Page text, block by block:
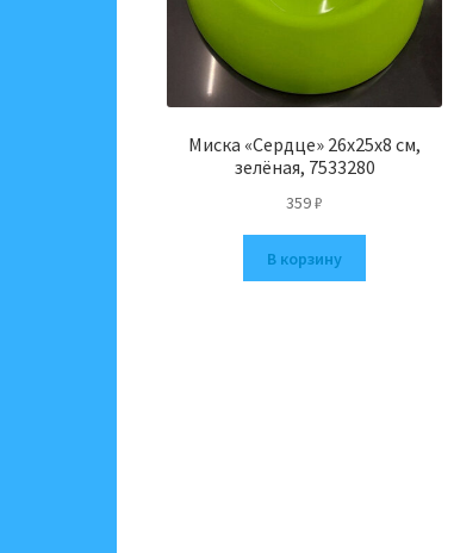
Миска «Сердце» 26х25х8 см,
зелёная, 7533280
359₽
В корзину